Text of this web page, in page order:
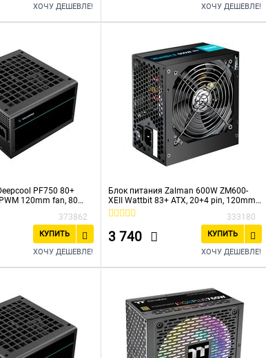
ХОЧУ ДЕШЕВЛЕ!
ХОЧУ ДЕШЕВЛЕ!
PF750 80+
120mm fan, 80
373862
КУПИТЬ
ХОЧУ ДЕШЕВЛЕ!
Блок питания Zalman 600W ZM600-
XEII Wattbit 83+ ATX, 20+4 pin, 120mm
fan, 4xSATA
333180
3 740
КУПИТЬ
ХОЧУ ДЕШЕВЛЕ!